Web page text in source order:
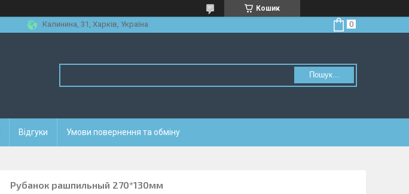
Кошик
Калинина, 31, Харків, Україна
Пошук...
Відгуки Умови повернення та обміну
Рубанок рашпильный 270*130мм